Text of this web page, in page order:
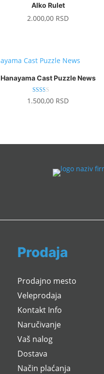
Alko Rulet
2.000,00 RSD
Hanayama Cast Puzzle News
Ocen
jeno
1.500,00 RSD
Prodaja
Prodajno mesto
Veleprodaja
Kontakt Info
Naručivanje
Vaš nalog
Dostava
Način plaćanja